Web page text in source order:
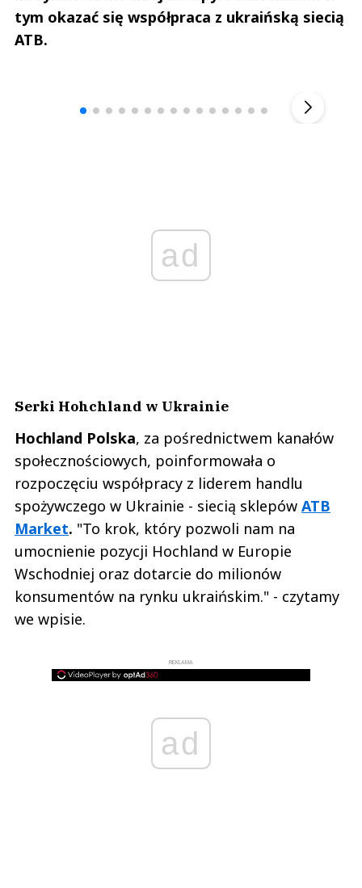
tym okazać się współpraca z ukraińską siecią
ATB.
ad
Serki Hohchland w Ukrainie
Hochland Polska, za pośrednictwem kanałów
społecznościowych, poinformowała o
rozpoczęciu współpracy z liderem handlu
spożywczego w Ukrainie - siecią sklepów ATB
Market. "To krok, który pozwoli nam na
umocnienie pozycji Hochland w Europie
Wschodniej oraz dotarcie do milionów
konsumentów na rynku ukraińskim." - czytamy
we wpisie.
REKLAMA
ad